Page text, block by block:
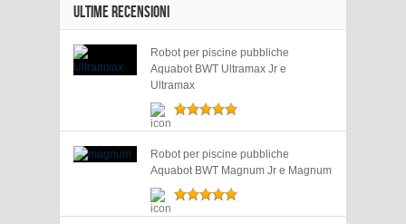
ULTIME RECENSIONI
Robot per piscine pubbliche
Aquabot BWT Ultramax Jr e
Ultramax
Robot per piscine pubbliche
Aquabot BWT Magnum Jr e Magnum